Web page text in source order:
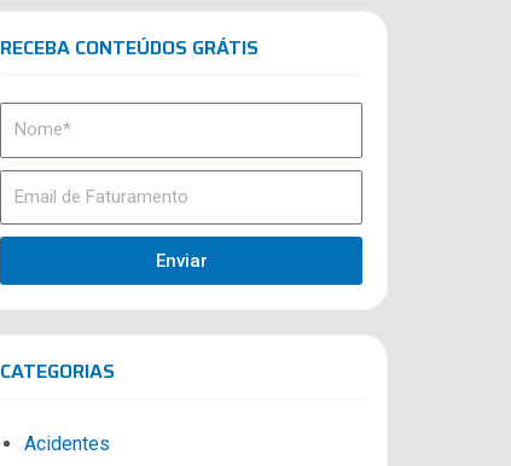
RECEBA CONTEÚDOS GRÁTIS
Enviar
CATEGORIAS
Acidentes